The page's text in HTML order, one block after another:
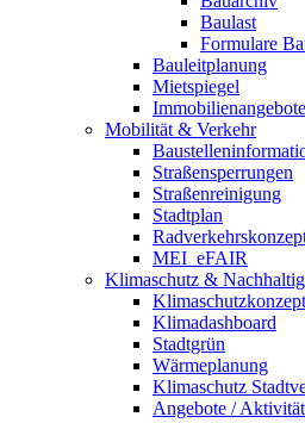
Baulast
Formulare
Bauleitplanung
Mietspiegel
Immobilienangebote
Mobilität & Verkehr
Straßensperrungen
Straßenreinigung
Stadtplan
MEI_eFAIR
Klimaschutz &
Klimaschutzkonzept
Klimadashboard
Stadtgrün
Wärmeplanung
Klimaschutz
Angebote /